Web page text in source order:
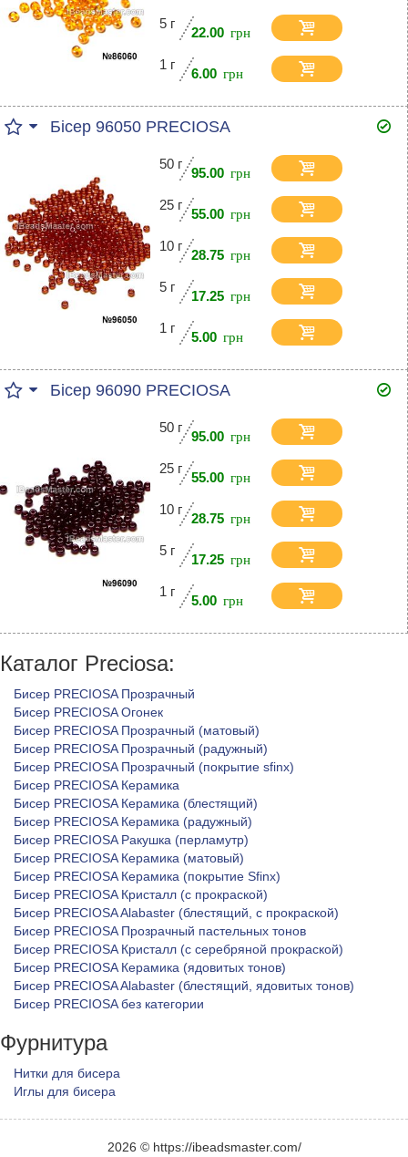
5 г
22.00
1 г
6.00
Бісер 96050 PRECIOSA
50 г
95.00
25 г
55.00
10 г
28.75
5 г
17.25
1 г
5.00
Бісер 96090 PRECIOSA
50 г
95.00
25 г
55.00
10 г
28.75
5 г
17.25
1 г
5.00
Каталог Preciosa:
Бисер PRECIOSA Прозрачный
Бисер PRECIOSA Огонек
Бисер PRECIOSA Прозрачный (матовый)
Бисер PRECIOSA Прозрачный (радужный)
Бисер PRECIOSA Прозрачный (покрытие sfinx)
Бисер PRECIOSA Керамика
Бисер PRECIOSA Керамика (блестящий)
Бисер PRECIOSA Керамика (радужный)
Бисер PRECIOSA Ракушка (перламутр)
Бисер PRECIOSA Керамика (матовый)
Бисер PRECIOSA Керамика (покрытие Sfinx)
Бисер PRECIOSA Кристалл (с прокраской)
Бисер PRECIOSA Alabaster (блестящий, с прокраской)
Бисер PRECIOSA Прозрачный пастельных тонов
Бисер PRECIOSA Кристалл (с серебряной прокраской)
Бисер PRECIOSA Керамика (ядовитых тонов)
Бисер PRECIOSA Alabaster (блестящий, ядовитых тонов)
Бисер PRECIOSA без категории
Фурнитура
Нитки для бисера
Иглы для бисера
2026 © https://ibeadsmaster.com/